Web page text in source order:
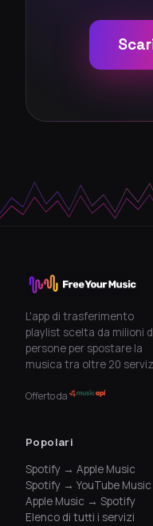
L'app di trasferimento
playlist scelta da milioni
persone per spostare la
musica tra oltre 20
Offerto da
Popolari
Spotify → Apple Music
Spotify → YouTube Music
Apple Music → Spotify
Elenco di tutti i servizi